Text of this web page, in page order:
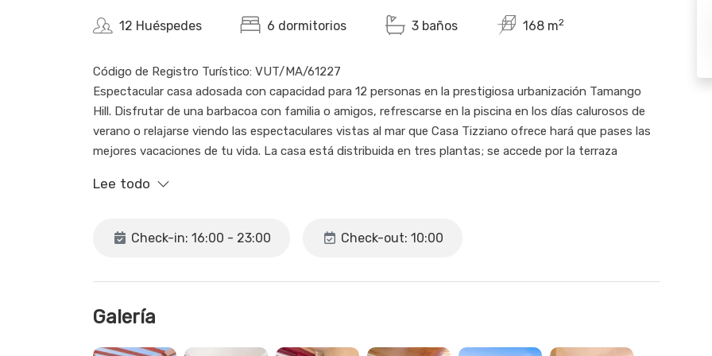
12 Huéspedes 6 dormitorios 3 baños 168 m2
Código de Registro Turístico: VUT/MA/61227
Espectacular casa adosada con capacidad para 12 personas en la prestigiosa urbanización Tamango
Hill. Disfrutar de una barbacoa con familia o amigos, refrescarse en la piscina en los días calurosos de
verano o relajarse viendo las espectaculares vistas al mar que Casa Tizziano ofrece hará que pases las
mejores vacaciones de tu vida. La casa está distribuida en tres plantas; se accede por la terraza
cocina y salón que dan paso a la terraza de la piscina con vistas al mar. En la planta inferior se
los dormitorios que cuenta con vestidor. En la zona común de esta planta hay un sofá cama para 2
Lee todo
Check-in: 16:00 - 23:00 Check-out: 10:00
Galería